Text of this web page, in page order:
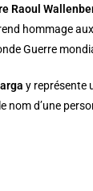
Raoul
hommage
Guerre
y représente
nom d’une